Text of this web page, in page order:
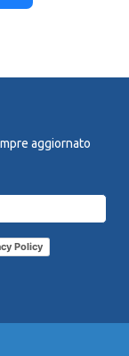
aggiornato
Policy